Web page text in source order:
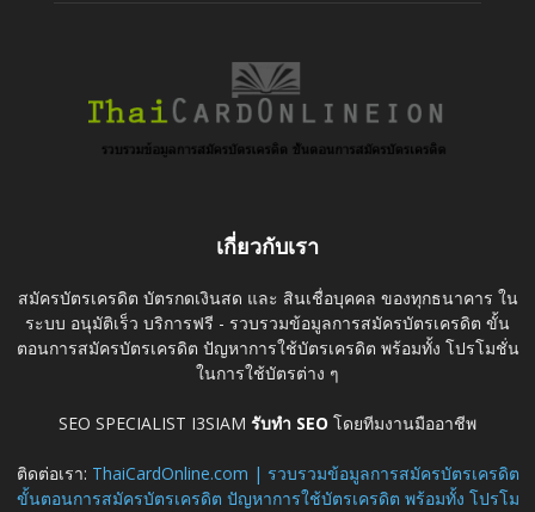
เกี่ยวกับเรา
สมัครบัตรเครดิต บัตรกดเงินสด และ สินเชื่อบุคคล ของทุกธนาคาร ใน
ระบบ อนุมัติเร็ว บริการฟรี - รวบรวมข้อมูลการสมัครบัตรเครดิต ขั้น
ตอนการสมัครบัตรเครดิต ปัญหาการใช้บัตรเครดิต พร้อมทั้ง โปรโมชั่น
ในการใช้บัตรต่าง ๆ
SEO SPECIALIST I3SIAM รับทำ SEO โดยทีมงานมืออาชีพ
ติดต่อเรา: ThaiCardOnline.com | รวบรวมข้อมูลการสมัครบัตรเครดิต
ขั้นตอนการสมัครบัตรเครดิต ปัญหาการใช้บัตรเครดิต พร้อมทั้ง โปรโม